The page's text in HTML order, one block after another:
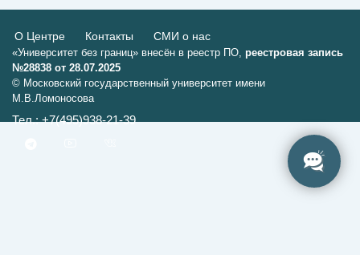
О Центре Контакты СМИ о нас
«Университет без границ» внесён в реестр ПО, реестровая запись
№28838 от 28.07.2025
© Московский государственный университет имени
М.В.Ломоносова
Тел.: +7(495)938-21-39